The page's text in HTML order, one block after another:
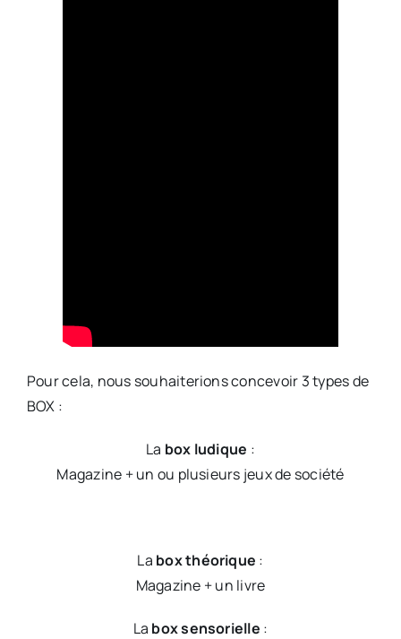
Pour cela, nous souhaiterions concevoir 3 types de
BOX :
La box ludique :
Magazine + un ou plusieurs jeux de société
La box théorique :
Magazine + un livre
La box sensorielle :